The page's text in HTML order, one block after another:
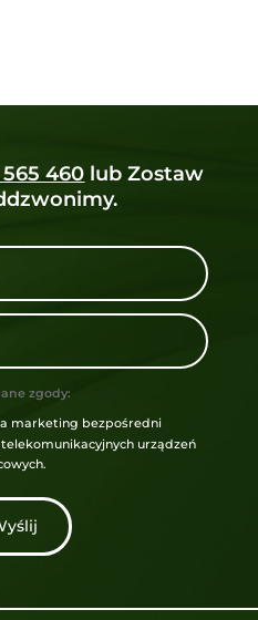
460 lub Zostaw
zgody:
marketing bezpośredni
urządzeń